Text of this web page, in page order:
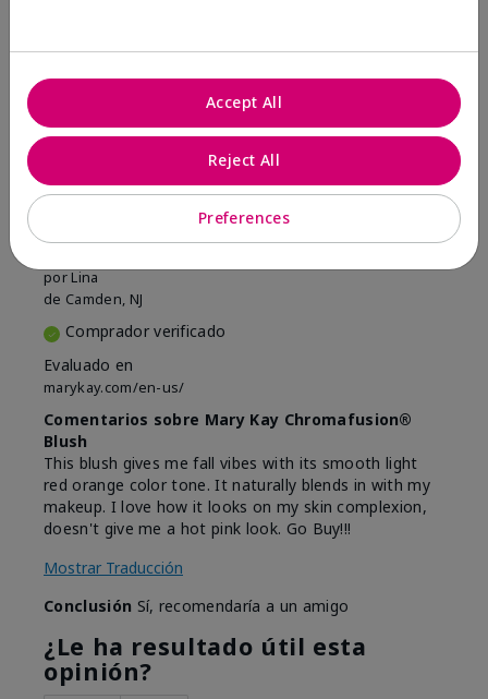
16 5
Marcar esta opinión
porLina
de Camden, NJ
Comprador verificado
Evaluado en
marykay.com/en-us/
Comentarios sobre Mary Kay Chromafusion®
Blush
This blush gives me fall vibes with its smooth light
red orange color tone. It naturally blends in with my
makeup. I love how it looks on my skin complexion,
doesn't give me a hot pink look. Go Buy!!!
Mostrar Traducción
Conclusión Sí, recomendaría a un amigo
¿Le ha resultado útil esta
opinión?
Preferences
Reject All
Accept All